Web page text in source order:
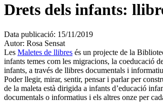
Drets dels infants:
Data publicació: 15/11/2019
Autor: Rosa Sensat
Les Maletes de llibres és un projecte de la
infants temes com les migracions, la coeducació
infants, a través de llibres documentals i
Poder llegir, mirar, sentir, pensar i parlar per
de la maleta està dirigida a infants d’educació
documentals o informatius i els altres onze per